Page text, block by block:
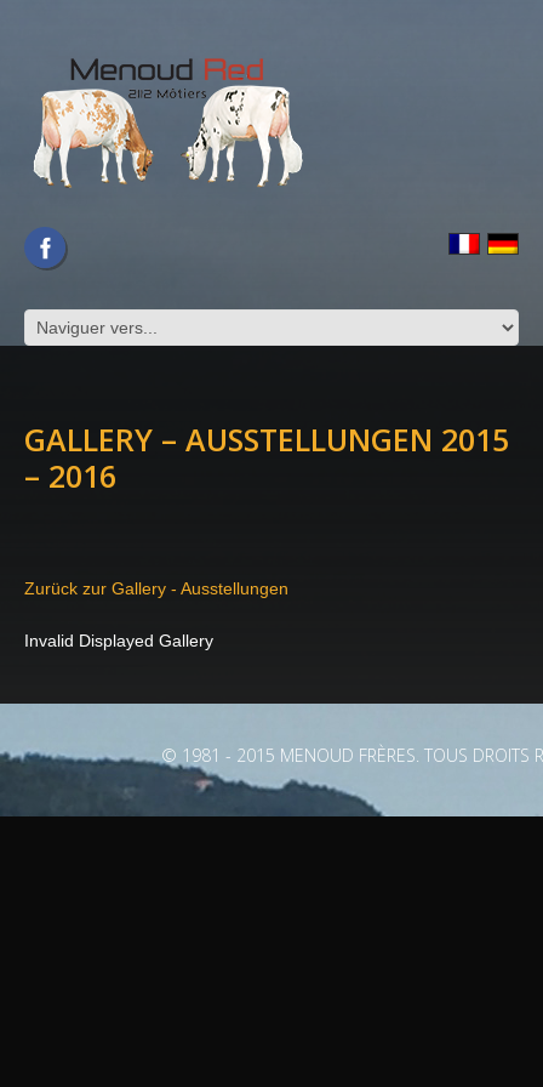
GALLERY – AUSSTELLUNGEN 2015
– 2016
Zurück zur Gallery - Ausstellungen
Invalid Displayed Gallery
© 1981 - 2015 MENOUD FRÈRES. TOUS DROITS